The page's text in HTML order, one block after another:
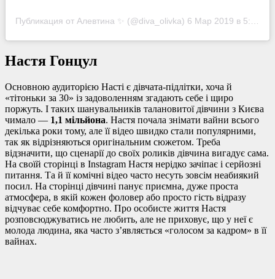
Публикация от Алевтина ✨ (@diva_olivka) 6 Мар 2019 в 5:08 PST
Настя Гонцул
Основною аудиторією Насті є дівчата-підлітки, хоча й
«тітоньки за 30» із задоволенням згадають себе і щиро
поржуть. І таких шанувальників талановитої дівчини з Києва
чимало — 1,1 мільйона. Настя почала знімати вайни всього
декілька роки тому, але її відео швидко стали популярними,
так як відрізняються оригінальним сюжетом. Треба
відзначити, що сценарії до своїх роликів дівчина вигадує сама.
На своїй сторінці в Instagram Настя нерідко зачіпає і серйозні
питання. Та й її комічні відео часто несуть зовсім неабиякий
посил. На сторінці дівчині панує приємна, дуже проста
атмосфера, в якій кожен фоловер або просто гість відразу
відчуває себе комфортно. Про особисте життя Настя
розповсюджуватись не любить, але не приховує, що у неї є
молода людина, яка часто з’являється «голосом за кадром» в її
вайнах.